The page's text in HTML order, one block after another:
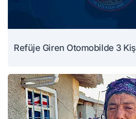
Refüje Giren Otomobilde 3